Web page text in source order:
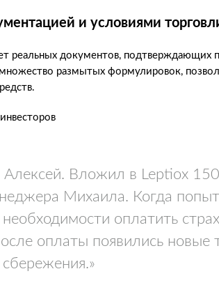
и условиями
реальных документов, подтверждающих
размытых формулировок,
Алексей. Вложил в Leptiox
Михаила. Когда
оплатить
оплаты появились новые
сбережения.»